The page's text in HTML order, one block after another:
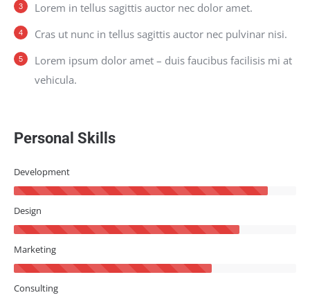
Lorem in tellus sagittis auctor nec dolor amet.
Cras ut nunc in tellus sagittis auctor nec pulvinar nisi.
Lorem ipsum dolor amet – duis faucibus facilisis mi at
vehicula.
Personal Skills
Development
Design
Marketing
Consulting